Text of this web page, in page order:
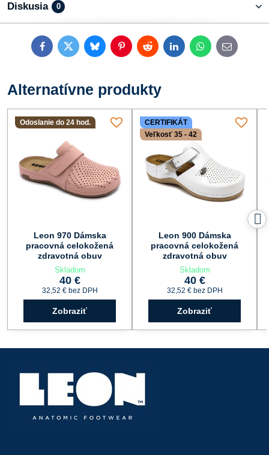
Diskusia 0
FacebookTwitterBlueskyPinterestRedditLinkedInWhatsApp
E-
mail
Alternatívne produkty
Odoslanie do 24 hod.
Leon 970 Dámska
pracovná celokožená
zdravotná obuv
Skladom
40 €
32,52 € bez DPH
Zobraziť
CERTIFIKÁT
Veľkosť 35 - 42
Leon 900 Dámska
pracovná celokožená
zdravotná obuv
Skladom
40 €
32,52 € bez DPH
Zobraziť